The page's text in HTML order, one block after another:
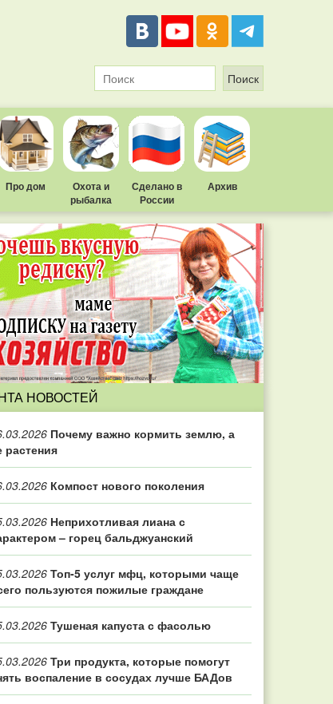
Про дом
Охота и
рыбалка
Сделано в
России
Архив
НОВОСТЕЙ
Почему важно кормить землю, а
растения
Компост нового поколения
Неприхотливая лиана с
– горец бальджуанский
Топ‑5 услуг мфц, которыми чаще
пользуются пожилые граждане
Тушеная капуста с фасолью
Три продукта, которые помогут
воспаление в сосудах лучше БАДов